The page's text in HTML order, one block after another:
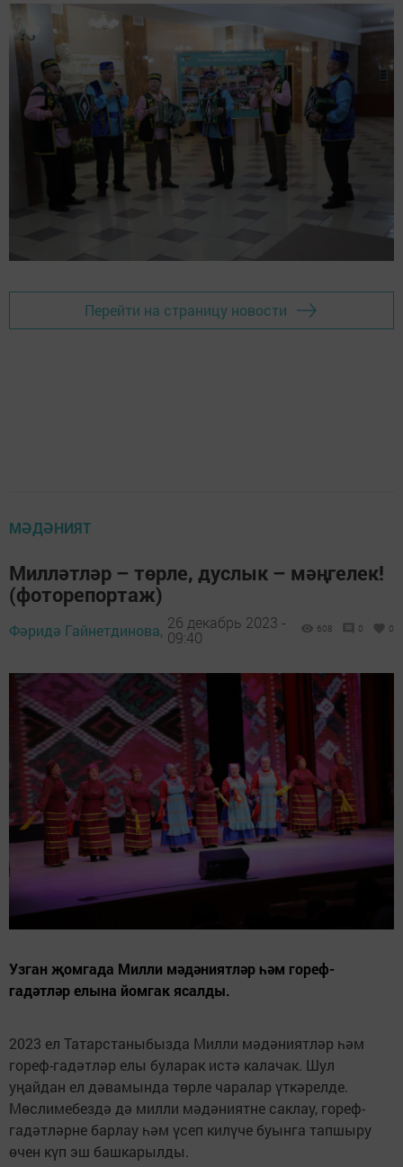
Перейти на страницу новости
МӘДӘНИЯТ
Милләтләр – төрле, дуслык – мәңгелек!
(фоторепортаж)
Фәридә Гайнетдинова, 26 декабрь 2023 -
09:40
608 0 0
Узган җомгада Милли мәдәниятләр һәм гореф-
гадәтләр елына йомгак ясалды.
2023 ел Татарстаныбызда Милли мәдәниятләр һәм
гореф-гадәтләр елы буларак истә калачак. Шул
уңайдан ел дәвамында төрле чаралар үткәрелде.
Мөслимебездә дә милли мәдәниятне саклау, гореф-
гадәтләрне барлау һәм үсеп килүче буынга тапшыру
өчен күп эш башкарылды.